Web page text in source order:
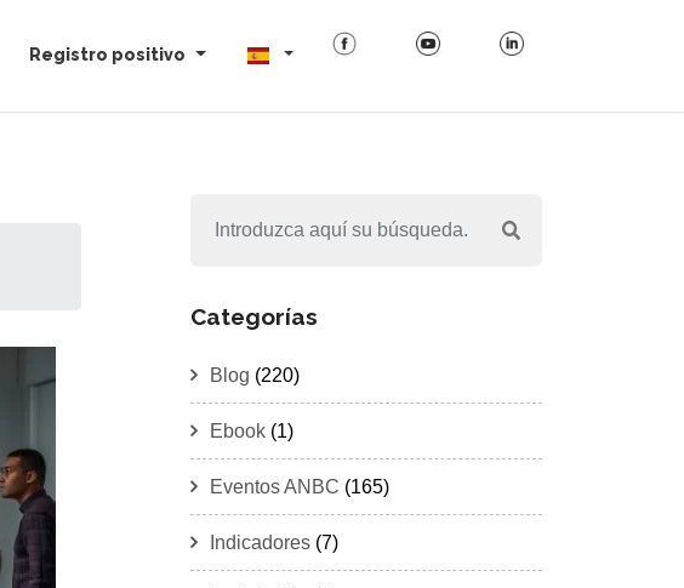
Registro positivo
Categorías
Blog (220)
Ebook (1)
Eventos ANBC (165)
Indicadores (7)